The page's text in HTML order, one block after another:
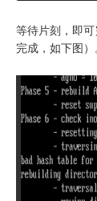
等待片刻，即可
完成，如下图）